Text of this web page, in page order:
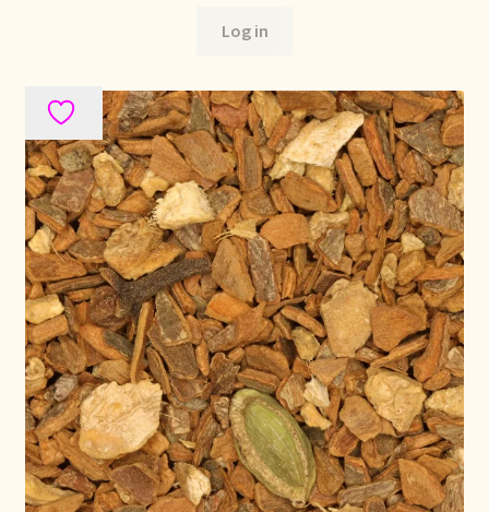
Preispolitik
Pricing policy
Prijsbeleid
Privacy statement
Privacyverklaring
Product range
Questions relatives aux stocks
Log in